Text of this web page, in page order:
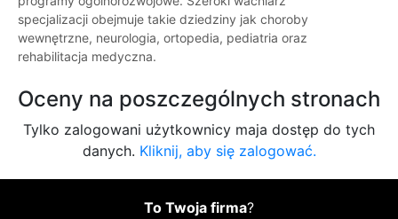
specjalizacji obejmuje takie dziedziny jak choroby
wewnętrzne, neurologia, ortopedia, pediatria oraz
rehabilitacja medyczna.
Oceny na poszczególnych stronach
Tylko zalogowani użytkownicy maja dostęp do tych
danych. Kliknij, aby się zalogować.
To Twoja firma?